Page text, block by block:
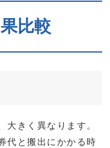
比較
大きく異なります。
代と搬出にかかる時